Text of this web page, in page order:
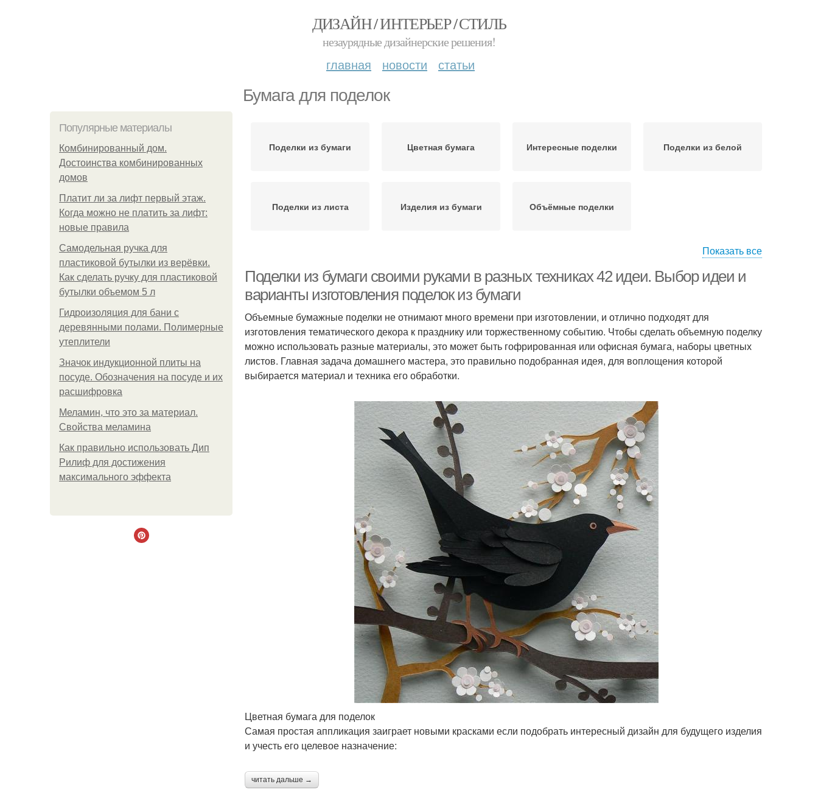
ДИЗАЙН / ИНТЕРЬЕР / СТИЛЬ
незаурядные дизайнерские решения!
главная новости статьи
Бумага для поделок
Популярные материалы
Комбинированный дом.
Достоинства комбинированных
домов
Платит ли за лифт первый этаж.
Когда можно не платить за лифт:
новые правила
Самодельная ручка для
пластиковой бутылки из верёвки.
Как сделать ручку для пластиковой
бутылки объемом 5 л
Гидроизоляция для бани с
деревянными полами. Полимерные
утеплители
Значок индукционной плиты на
посуде. Обозначения на посуде и их
расшифровка
Меламин, что это за материал.
Свойства меламина
Как правильно использовать Дип
Рилиф для достижения
максимального эффекта
Поделки из бумаги Цветная бумага Интересные поделки Поделки из белой
Поделки из листа Изделия из бумаги Объёмные поделки
Показать все
Поделки из бумаги своими руками в разных техниках 42 идеи. Выбор идеи и
варианты изготовления поделок из бумаги
Объемные бумажные поделки не отнимают много времени при изготовлении, и отлично подходят для
изготовления тематического декора к празднику или торжественному событию. Чтобы сделать объемную поделку
можно использовать разные материалы, это может быть гофрированная или офисная бумага, наборы цветных
листов. Главная задача домашнего мастера, это правильно подобранная идея, для воплощения которой
выбирается материал и техника его обработки.
Цветная бумага для поделок
Самая простая аппликация заиграет новыми красками если подобрать интересный дизайн для будущего изделия
и учесть его целевое назначение:
читать дальше →